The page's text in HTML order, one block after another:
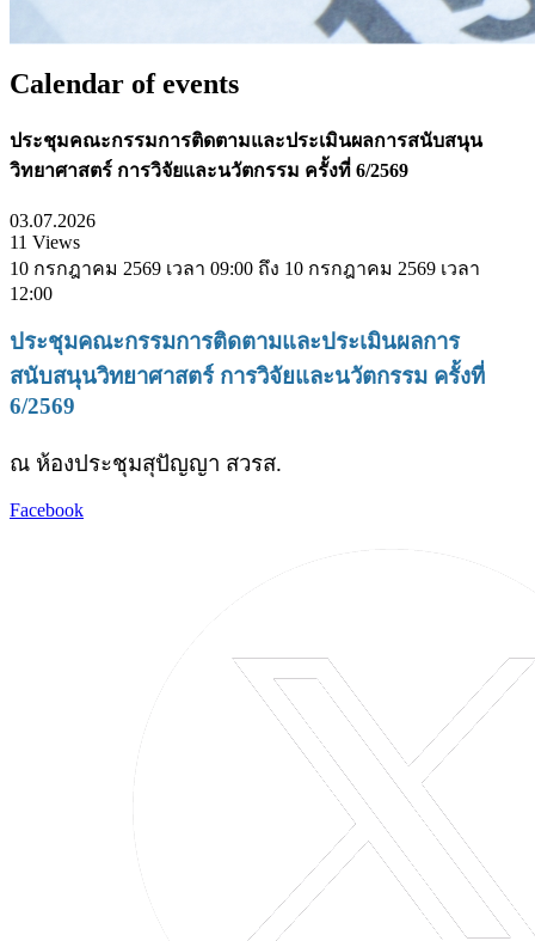
Calendar of events
ประชุมคณะกรรมการติดตามและประเมินผลการสนับสนุน
วิทยาศาสตร์ การวิจัยและนวัตกรรม ครั้งที่ 6/2569
03.07.2026
11 Views
10 กรกฎาคม 2569 เวลา 09:00 ถึง 10 กรกฎาคม 2569 เวลา
12:00
ประชุมคณะกรรมการติดตามและประเมินผลการ
สนับสนุนวิทยาศาสตร์ การวิจัยและนวัตกรรม ครั้งที่
6/2569
ณ ห้องประชุมสุปัญญา สวรส.
Facebook